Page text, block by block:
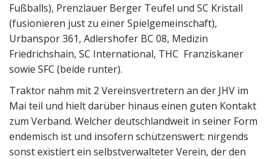
Fußballs), Prenzlauer Berger Teufel und SC Kristall
(fusionieren just zu einer Spielgemeinschaft),
Urbanspor 361, Adlershofer BC 08, Medizin
Friedrichshain, SC International, THC Franziskaner
sowie SFC (beide runter).
Traktor nahm mit 2 Vereinsvertretern an der JHV im
Mai teil und hielt darüber hinaus einen guten Kontakt
zum Verband. Welcher deutschlandweit in seiner Form
endemisch ist und insofern schützenswert: nirgends
sonst existiert ein selbstverwalteter Verein, der den